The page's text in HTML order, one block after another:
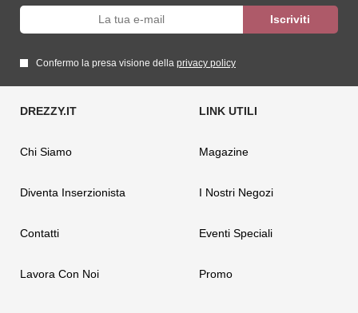
Confermo la presa visione della privacy policy
Chi Siamo
Diventa Inserzionista
Contatti
Lavora Con Noi
Magazine
I Nostri Negozi
Eventi Speciali
Promo